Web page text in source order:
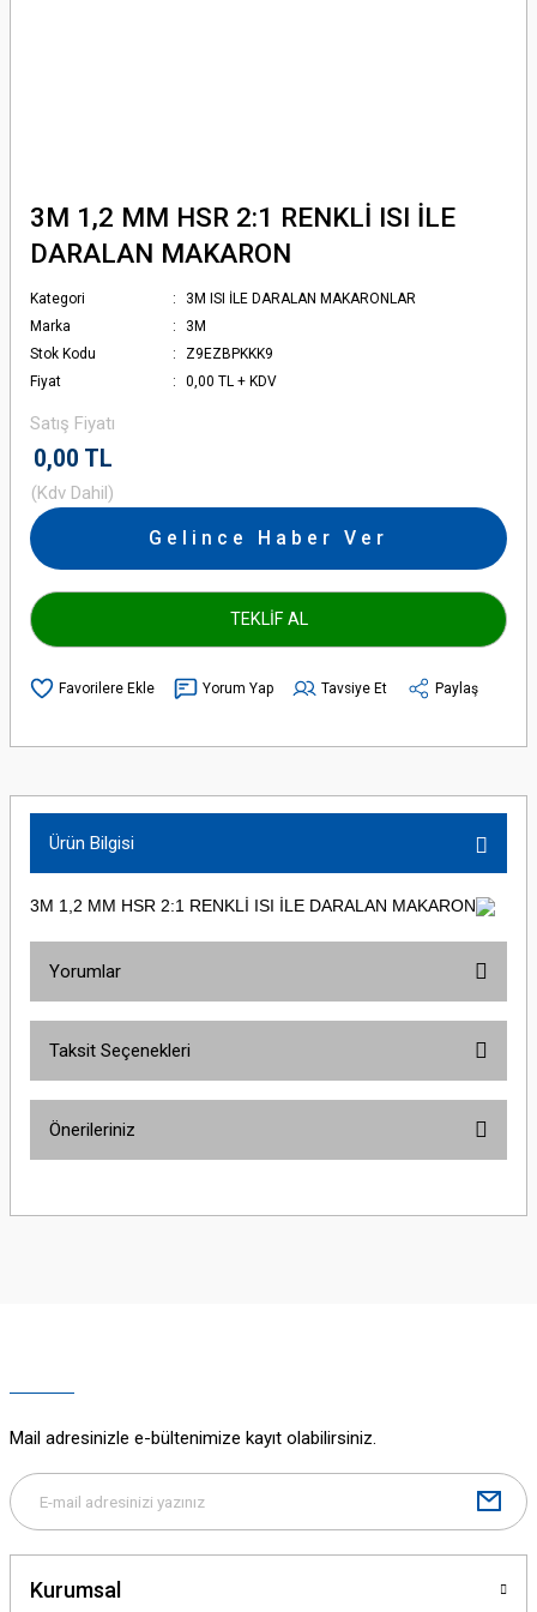
3M 1,2 MM HSR 2:1 RENKLİ ISI İLE
DARALAN MAKARON
Kategori
3M ISI İLE DARALAN MAKARONLAR
Marka
3M
Stok Kodu
Z9EZBPKKK9
Fiyat
0,00 TL + KDV
Satış Fiyatı
0,00 TL
(Kdv Dahil)
Gelince Haber Ver
TEKLİF AL
Yorum Yap Tavsiye Et Paylaş
Ürün Bilgisi
3M 1,2 MM HSR 2:1 RENKLİ ISI İLE DARALAN MAKARON
Yorumlar
Taksit Seçenekleri
Önerileriniz
yetersiz gördüğünüz noktaları öneri formunu kullanarak tarafımıza
Bu ürüne benzer farklı alternatifler olmalı.
Mail adresinizle e-bültenimize kayıt olabilirsiniz.
Kurumsal